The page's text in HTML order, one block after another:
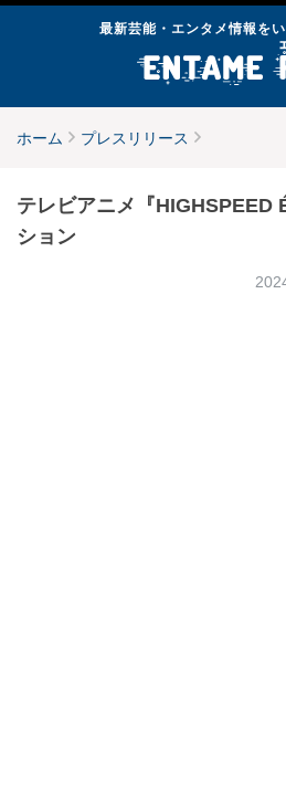
最新芸能・エンタメ情報を
ホーム プレスリリース
テレビアニメ『HIGHSPEED
ション